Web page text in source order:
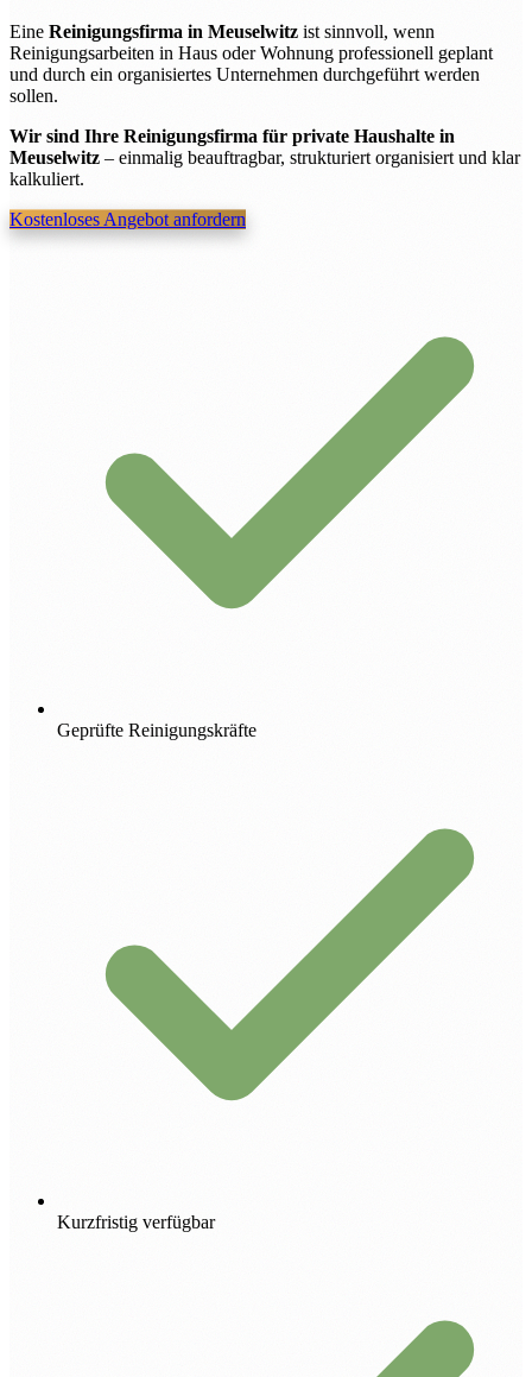
Eine Reinigungsfirma in Meuselwitz ist sinnvoll, wenn
Reinigungsarbeiten in Haus oder Wohnung professionell geplant
und durch ein organisiertes Unternehmen durchgeführt werden
sollen.
Wir sind Ihre Reinigungsfirma für private Haushalte in
Meuselwitz – einmalig beauftragbar, strukturiert organisiert und klar
kalkuliert.
Kostenloses Angebot anfordern
Geprüfte Reinigungskräfte
Kurzfristig verfügbar